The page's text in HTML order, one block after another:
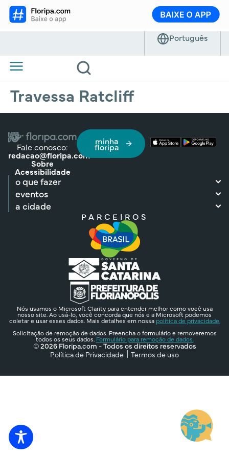
Travessa Ratcliff
Fale conosco:
redacao@floripa.com
Sobre
Acessibilidade
minha
floripa
o que fazer
eventos
a cidade
PARCEIROS
Nós usamos o Microsoft Clarity para entender melhor como você usa
nosso site. Ao usá-lo, você concorda que nós e a Microsoft podemos
coletar e usar esses dados. Mais detalhes em nossa política de privacidade.
Solicitação de remoção de dados. Preencha o formulário e removeremos
todos os seus dados. Formulário para remoção de dados.
© 2026 Floripa.com - Todos os direitos reservados
Política de Privacidade
Termos de uso